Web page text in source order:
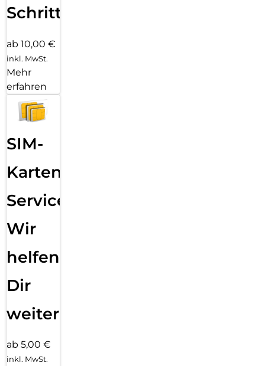
Schritten
ab 10,00 €
inkl. MwSt.
Mehr
erfahren
SIM-
Karten
Service:
Wir
helfen
Dir
weiter
ab 5,00 €
inkl. MwSt.